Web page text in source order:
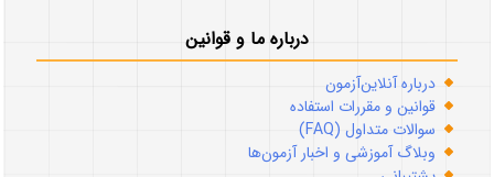
درباره ما و قوانین
درباره آنلاین‌آزمون
قوانین و مقررات استفاده
سوالات متداول (FAQ)
وبلاگ آموزشی و اخبار آزمون‌ها